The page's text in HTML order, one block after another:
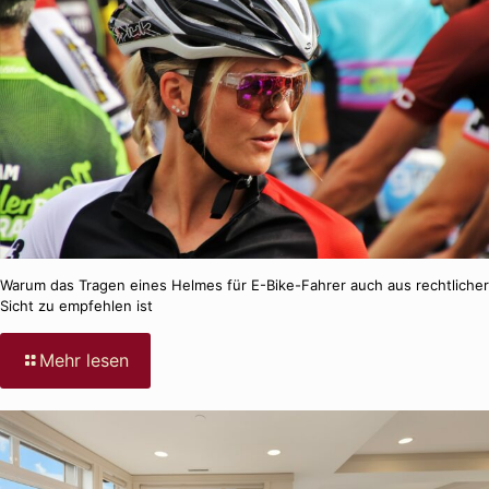
Warum das Tragen eines Helmes für E-Bike-Fahrer auch aus rechtlicher
Sicht zu empfehlen ist
Mehr lesen-
Helmes
für